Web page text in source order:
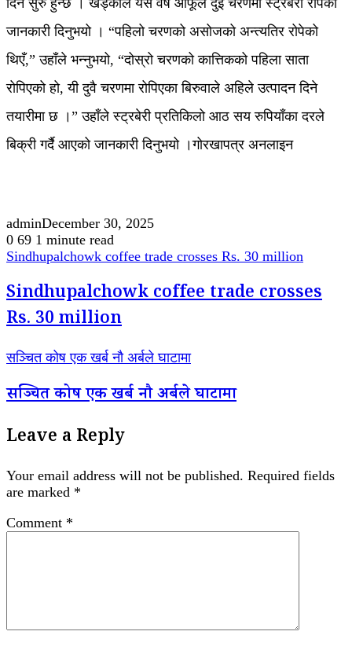
दिन सुरु हुन्छ । खड्काले यस वर्ष आफूले दुई चरणमा स्ट्रबेरी रोपेको
जानकारी दिनुभयो । “पहिलो चरणको असोजको अन्त्यतिर रोपेको
थिएँ,” उहाँले भन्नुभयो, “दोस्रो चरणको कात्तिकको पहिला साता
रोपिएको हो, यी दुवै चरणमा रोपिएका बिरुवाले अहिले उत्पादन दिने
तयारीमा छ ।” उहाँले स्ट्रबेरी प्रतिकिलो आठ सय रुपियाँका दरले
बिक्री गर्दै आएको जानकारी दिनुभयो ।गोरखापत्र अनलाइन
adminDecember 30, 2025
0 69 1 minute read
Sindhupalchowk coffee trade crosses Rs. 30 million
Sindhupalchowk coffee trade crosses
Rs. 30 million
सञ्चित कोष एक खर्ब नौ अर्बले घाटामा
सञ्चित कोष एक खर्ब नौ अर्बले घाटामा
Leave a Reply
Your email address will not be published. Required fields
are marked *
Comment *